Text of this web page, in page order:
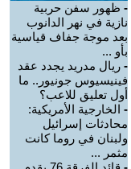
- ظهور سفن حربية
نازية في نهر الدانوب
بعد موجة جفاف قياسية
بأو ...
- ريال مدريد يجدد عقد
فينيسيوس جونيور.. ما
أول تعليق للاعب؟
- الخارجية الأمريكية:
محادثات إسرائيل
ولبنان في روما كانت
مثمر ...